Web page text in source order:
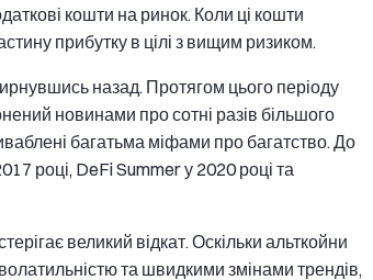
кошти на ринок. Коли ці кошти
прибутку в цілі з вищим ризиком.
назад. Протягом цього періоду
новинами про сотні разів більшого
багатьма міфами про багатство. До
році, DeFi Summer у 2020 році та
великий відкат. Оскільки альткойни
та швидкими змінами трендів,